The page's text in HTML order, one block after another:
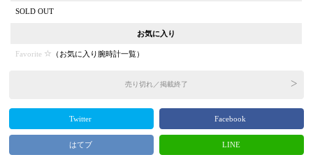
SOLD OUT
お気に入り
Favorite （お気に入り腕時計一覧）
売り切れ／掲載終了
Twitter Facebook
はてブ LINE